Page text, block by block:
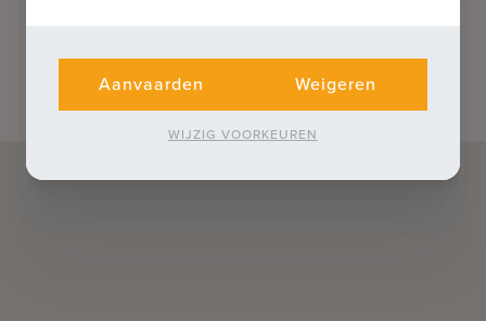
Aanvaarden Weigeren
WIJZIG VOORKEUREN